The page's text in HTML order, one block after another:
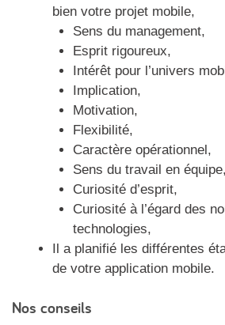
bien votre projet mobile,
Sens du management,
Esprit rigoureux,
Intérêt pour l’univers
Implication,
Motivation,
Flexibilité,
Caractère opérationnel,
Sens du travail en équipe,
Curiosité d’esprit,
Curiosité à l’égard des
technologies,
Il a planifié les différentes
de votre application mobile.
Nos conseils